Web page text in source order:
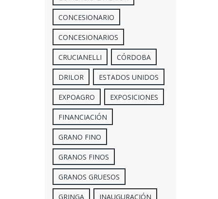
CONCESIONARIO
CONCESIONARIOS
CRUCIANELLI CÓRDOBA
DRILOR ESTADOS UNIDOS
EXPOAGRO EXPOSICIONES
FINANCIACIÓN
GRANO FINO
GRANOS FINOS
GRANOS GRUESOS
GRINGA INAUGURACIÓN